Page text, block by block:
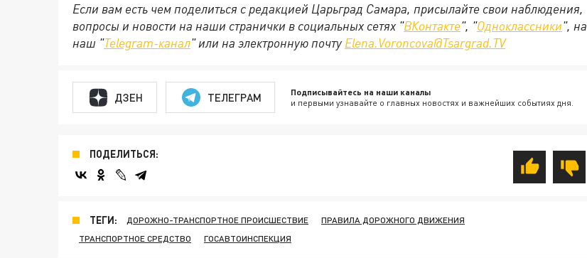
Если вам есть чем поделиться с редакцией Царьград Самара, присылайте свои наблюдения,
вопросы и новости на наши странички в социальных сетях "ВКонтакте", "Одноклассники", на
наш "Telegram-канал" или на электронную почту Elena.Voroncova@Tsargrad.TV
ДЗЕН ТЕЛЕГРАМ Подписывайтесь на наши каналы
и первыми узнавайте о главных новостях и важнейших событиях дня.
ПОДЕЛИТЬСЯ:
ТЕГИ: ДОРОЖНО-ТРАНСПОРТНОЕ ПРОИСШЕСТВИЕ
ПРАВИЛА ДОРОЖНОГО ДВИЖЕНИЯ
ТРАНСПОРТНОЕ СРЕДСТВО
ГОСАВТОИНСПЕКЦИЯ